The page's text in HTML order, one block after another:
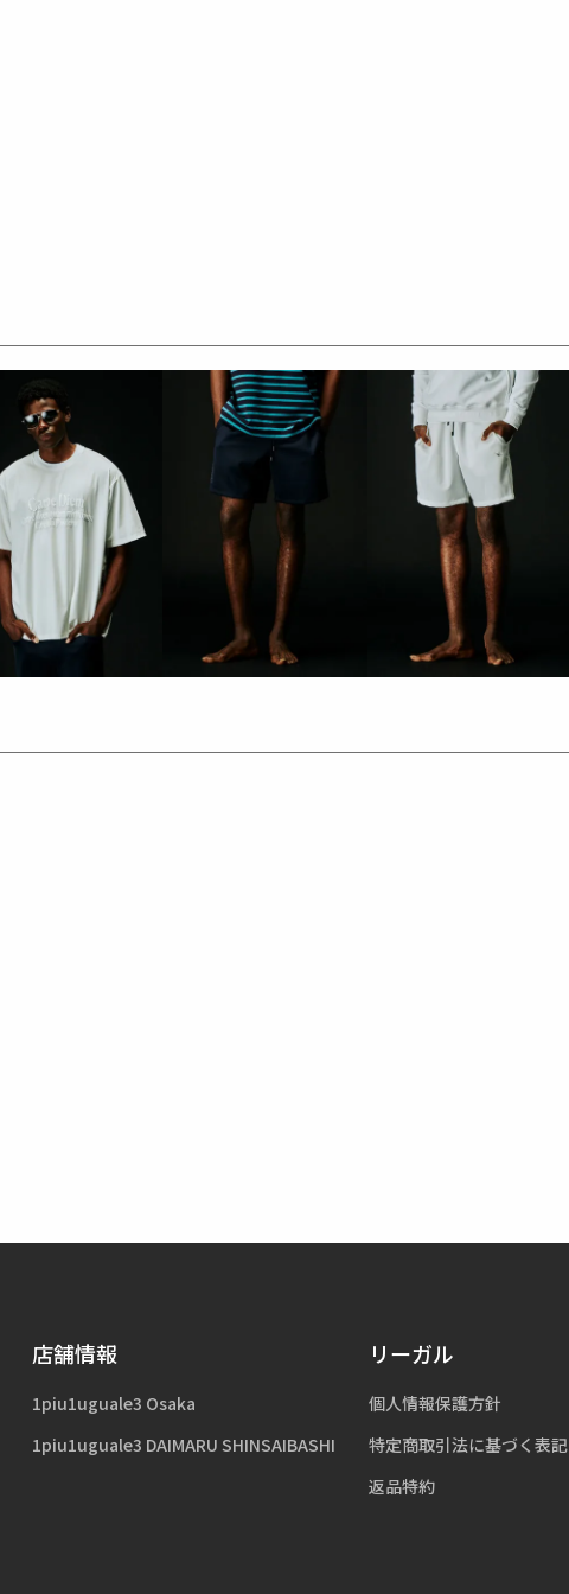
店舗情報
1piu1uguale3 Osaka
1piu1uguale3 DAIMARU SHINSAIBASHI
リーガル
個人情報保護方針
特定商取引法に基づく表記
返品特約